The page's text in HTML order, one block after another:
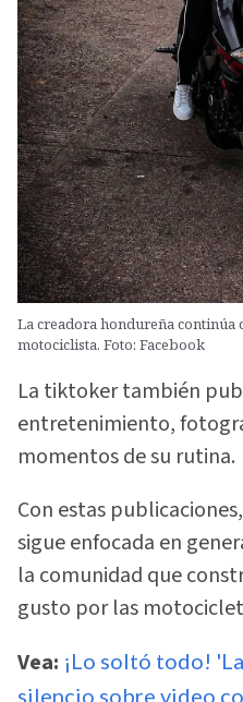
La creadora hondureña continúa
motociclista. Foto: Facebook
La tiktoker también
entretenimiento,
momentos de su rutina.
Con estas
sigue enfocada en
la comunidad que
gusto por las
Vea: ¡Lo soltó todo!
silencio sobre video